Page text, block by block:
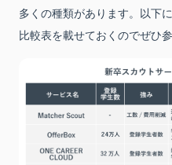
多くの種類があります。以下
比較表を載せておくのでぜひ